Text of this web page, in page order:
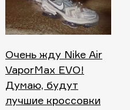
Очень жду Nike Air
VaporMax EVO!
Думаю, будут
лучшие кроссовки